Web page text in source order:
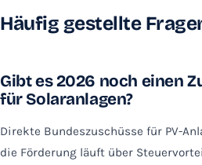
Häufig gestellte
Gibt es 2026 noch einen
für Solaranlagen?
Direkte Bundeszuschüsse für PV-
die Förderung läuft über